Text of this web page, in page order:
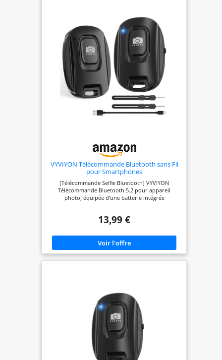
extérieures sans crainte de perdre votre appareil.
smartphones iOS et Android. Profitez d'une
expérience sans tracas pour capturer des
moments mémorables, telecommande pour
android et ios que vous soyez un utilisateur
iPhone ou Android. 【Service Client Réactif et
Fiable】En cas de problème, notre équipe de
support client est prête à vous aider. Nous nous
engageons à résoudre rapidement toute question
ou souci que vous pourriez rencontrer avec notre
télécommande bluetooth pour smartphone.
VYVIYON Télécommande Bluetooth sans Fil
pour Smartphones
[Télécommande Selfie Bluetooth] VYVIYON
Télécommande Bluetooth 5.2 pour appareil
photo, équipée d’une batterie intégrée
l’utilisation des piles jetables. Profitez d’une durée
quotidienne pratique et économique. [Tirage à
distance] Parfait pour les couples en voyage ou les
photos de famille, évitez les situations
embarrassantes en demandant de l'aide à des
adieu aux limites du tirage à la main. Idéal pour
les voyages, les fêtes, les check-ins en plein air et
bien d'autres scénarios, que ce soit une photo
solo ou en groupe, tout peut être réalisé
facilement. [Design compact et portable] Avec des
dimensions de 48,5mm x 33,7mm x 12,5mm,
accrochez notre déclencheur Bluetooth à vos clés,
glissez-le dans votre poche ou utilisez la dragonne
pour une utilisation pratique en déplacement.
13,99 €